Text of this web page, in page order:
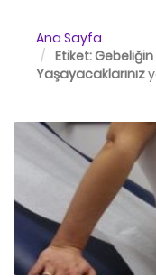
Ana Sayfa
Etiket:
Yaşayacaklarınız